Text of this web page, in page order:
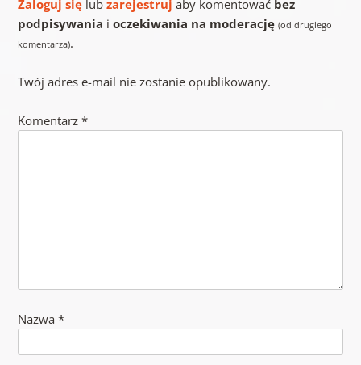
Zaloguj sięlub zarejestruj aby komentować bez
podpisywania i oczekiwania na moderację (od drugiego
komentarza).
Twój adres e-mail nie zostanie opublikowany.
Komentarz *
Nazwa *